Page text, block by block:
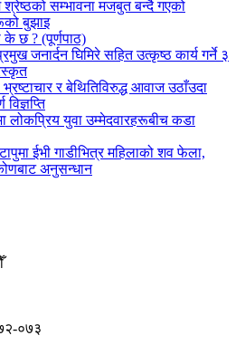
सम्भावना मजबुत बन्दै गएको
बुझाइ
के छ ? (पूर्णपाठ)
जनार्दन घिमिरे सहित उत्कृष्ठ कार्य गर्ने ३
र बेथितिविरुद्ध आवाज उठाँउदा
लोकप्रिय युवा उम्मेदवारहरूबीच कडा
ईभी गाडीभित्र महिलाको शव फेला,
अनुसन्धान
०७३